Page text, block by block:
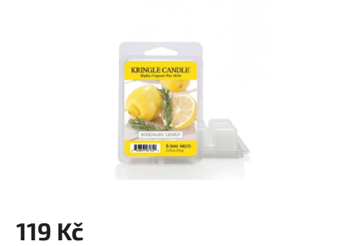
119 Kč